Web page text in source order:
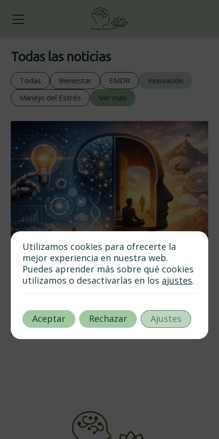
Todas las noticias
Todas Bienestar EMDR
Innovación
Manejo del Estrés
Ver más
Personal
5 min de lectura
Utilizamos cookies para ofrecerte la
mejor experiencia en nuestra web.
Puedes aprender más sobre qué cookies
utilizamos o desactivarlas en los ajustes.
Aceptar Rechazar Ajustes